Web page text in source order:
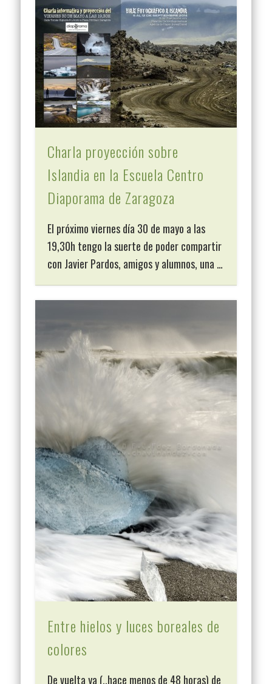
Charla proyección sobre
Islandia en la Escuela Centro
Diaporama de Zaragoza
El próximo viernes día 30 de mayo a las
19,30h tengo la suerte de poder compartir
con Javier Pardos, amigos y alumnos, una …
Entre hielos y luces boreales de
colores
De vuelta ya (..hace menos de 48 horas) de